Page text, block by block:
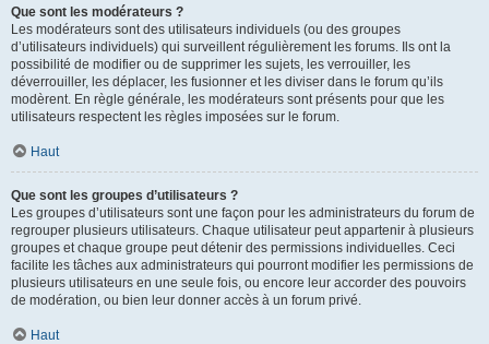
Que sont les modérateurs ?
Les modérateurs sont des utilisateurs individuels (ou des groupes
d’utilisateurs individuels) qui surveillent régulièrement les forums. Ils ont la
possibilité de modifier ou de supprimer les sujets, les verrouiller, les
déverrouiller, les déplacer, les fusionner et les diviser dans le forum qu’ils
modèrent. En règle générale, les modérateurs sont présents pour que les
utilisateurs respectent les règles imposées sur le forum.
Haut
Que sont les groupes d’utilisateurs ?
Les groupes d’utilisateurs sont une façon pour les administrateurs du forum de
regrouper plusieurs utilisateurs. Chaque utilisateur peut appartenir à plusieurs
groupes et chaque groupe peut détenir des permissions individuelles. Ceci
facilite les tâches aux administrateurs qui pourront modifier les permissions de
plusieurs utilisateurs en une seule fois, ou encore leur accorder des pouvoirs
de modération, ou bien leur donner accès à un forum privé.
Haut